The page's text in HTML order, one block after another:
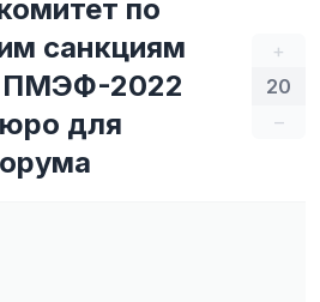
+
20
–
по
санкциям
ПМЭФ-2022
для